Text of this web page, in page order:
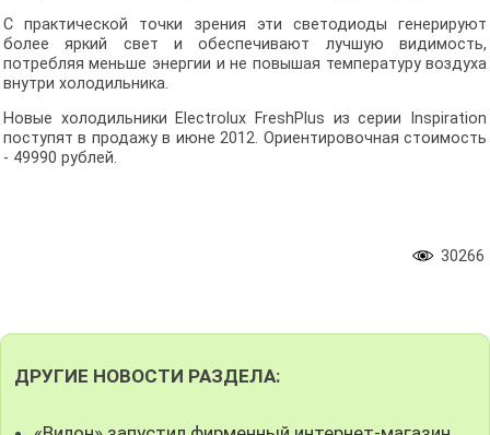
С практической точки зрения эти светодиоды генерируют
более яркий свет и обеспечивают лучшую видимость,
потребляя меньше энергии и не повышая температуру воздуха
внутри холодильника.
Новые холодильники Electrolux FreshPlus из серии Inspiration
поступят в продажу в июне 2012. Ориентировочная стоимость
- 49990 рублей.
30266
ДРУГИЕ НОВОСТИ РАЗДЕЛА: